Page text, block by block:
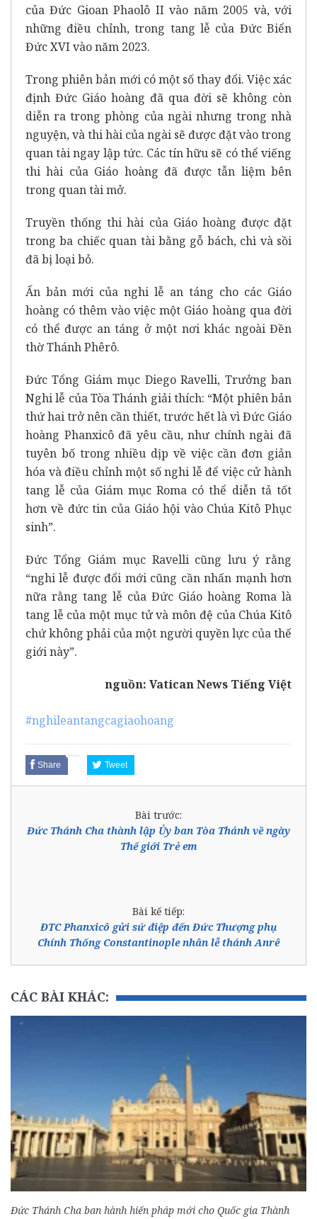
của Đức Gioan Phaolô II vào năm 2005 và, với
những điều chỉnh, trong tang lễ của Đức Biển
Đức XVI vào năm 2023.
Trong phiên bản mới có một số thay đổi. Việc xác
định Đức Giáo hoàng đã qua đời sẽ không còn
diễn ra trong phòng của ngài nhưng trong nhà
nguyện, và thi hài của ngài sẽ được đặt vào trong
quan tài ngay lập tức. Các tín hữu sẽ có thể viếng
thi hài của Giáo hoàng đã được tẫn liệm bên
trong quan tài mở.
Truyền thống thi hài của Giáo hoàng được đặt
trong ba chiếc quan tài bằng gỗ bách, chì và sồi
đã bị loại bỏ.
Ấn bản mới của nghi lễ an táng cho các Giáo
hoàng có thêm vào việc một Giáo hoàng qua đời
có thể được an táng ở một nơi khác ngoài Đền
thờ Thánh Phêrô.
Đức Tổng Giám mục Diego Ravelli, Trưởng ban
Nghi lễ của Tòa Thánh giải thích: “Một phiên bản
thứ hai trở nên cần thiết, trước hết là vì Đức Giáo
hoàng Phanxicô đã yêu cầu, như chính ngài đã
tuyên bố trong nhiều dịp về việc cần đơn giản
hóa và điều chỉnh một số nghi lễ để việc cử hành
tang lễ của Giám mục Roma có thể diễn tả tốt
hơn về đức tin của Giáo hội vào Chúa Kitô Phục
sinh”.
Đức Tổng Giám mục Ravelli cũng lưu ý rằng
“nghi lễ được đổi mới cũng cần nhấn mạnh hơn
nữa rằng tang lễ của Đức Giáo hoàng Roma là
tang lễ của một mục tử và môn đệ của Chúa Kitô
chứ không phải của một người quyền lực của thế
giới này”.
nguồn: Vatican News Tiếng Việt
#nghileantangcagiaohoang
Share Tweet
Bài trước:
Đức Thánh Cha thành lập Ủy ban Tòa Thánh về ngày
Thế giới Trẻ em
Bài kế tiếp:
ĐTC Phanxicô gửi sứ điệp đến Đức Thượng phụ
Chính Thống Constantinople nhân lễ thánh Anrê
CÁC BÀI KHÁC:
Đức Thánh Cha ban hành hiến pháp mới cho Quốc gia Thành